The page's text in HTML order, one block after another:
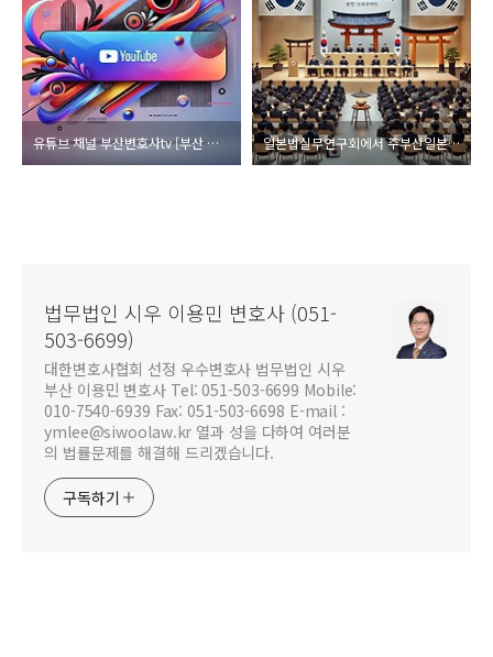
유튜브 채널 부산변호사tv [부산 법무법인 시우 이용민 변호사] 일본법실무연구회에서 주부산일본총영사관 방문 [부산 법무법인 시우 이용민 변호사]
법무법인 시우 이용민 변호사 (051-
503-6699)
대한변호사협회 선정 우수변호사 법무법인 시우
부산 이용민 변호사 Tel: 051-503-6699 Mobile:
010-7540-6939 Fax: 051-503-6698 E-mail :
ymlee@siwoolaw.kr 열과 성을 다하여 여러분
의 법률문제를 해결해 드리겠습니다.
구독하기